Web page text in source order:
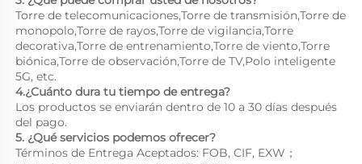
Torre de telecomunicaciones,Torre de transmisión,Torre de
monopolo,Torre de rayos,Torre de vigilancia,Torre
decorativa,Torre de entrenamiento,Torre de viento,Torre
biónica,Torre de observación,Torre de TV,Polo inteligente
5G, etc.
4.¿Cuánto dura tu tiempo de entrega?
Los productos se enviarán dentro de 10 a 30 días después
del pago.
5. ¿Qué servicios podemos ofrecer?
Términos de Entrega Aceptados: FOB, CIF, EXW；